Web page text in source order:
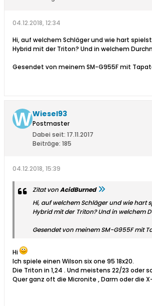
04.12.2018, 12:34
Hi, auf welchem Schläger und wie hart
Hybrid mit der Triton? Und in welchem
Gesendet von meinem SM-G955F mit
Wiesel93
Postmaster
Dabei seit: 17.11.2017
Beiträge: 185
04.12.2018, 15:39
Zitat vonAcidBurned
Hi, auf welchem Schläger und wie hart
Hybrid mit der Triton? Und in welchem
Gesendet von meinem SM-G955F mit
Hi
Ich spiele einen Wilson six one 95 18x20.
Die Triton in 1,24 . Und meistens 22/23 oder
Quer ganz oft die Micronite , Darm oder die